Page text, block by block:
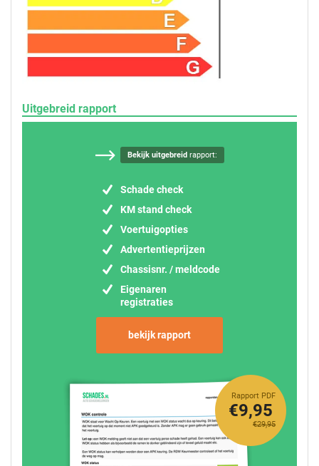
Uitgebreid rapport
Bekijk uitgebreidrapport:
Schade check
KM stand check
Voertuigopties
Advertentieprijzen
Chassisnr. / meldcode
Eigenaren
registraties
bekijk rapport
Rapport PDF
€29,95
€9,95